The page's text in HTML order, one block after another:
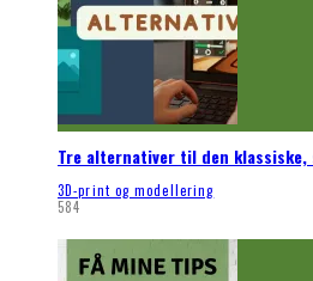
Tre alternativer til den
3D-print og modellering
584